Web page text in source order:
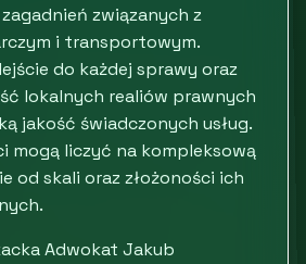
związanych z
i transportowym.
do każdej sprawy oraz
lokalnych realiów prawnych
jakość świadczonych usług.
mogą liczyć na kompleksową
od skali oraz złożoności ich
Adwokat Jakub